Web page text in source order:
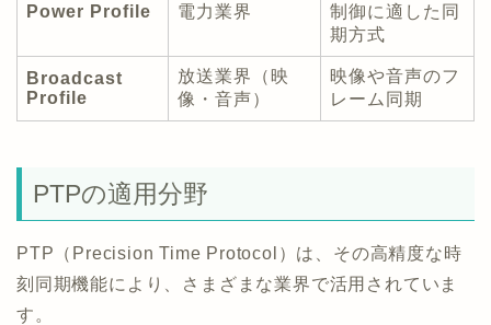
Power Profile 電力業界
制御に適した同
期方式
Broadcast
Profile
放送業界（映
像・音声）
映像や音声のフ
レーム同期
PTPの適用分野
PTP（Precision Time Protocol）は、その高精度な時
刻同期機能により、さまざまな業界で活用されていま
す。